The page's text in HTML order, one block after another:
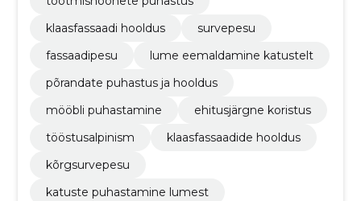
klaasfassaadi hooldus
survepesu
fassaadipesu
lume eemaldamine katustelt
põrandate puhastus ja hooldus
mööbli puhastamine
ehitusjärgne koristus
tööstusalpinism
klaasfassaadide hooldus
kõrgsurvepesu
katuste puhastamine lumest